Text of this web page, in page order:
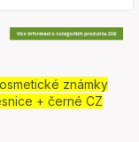
známky
+ černé CZ